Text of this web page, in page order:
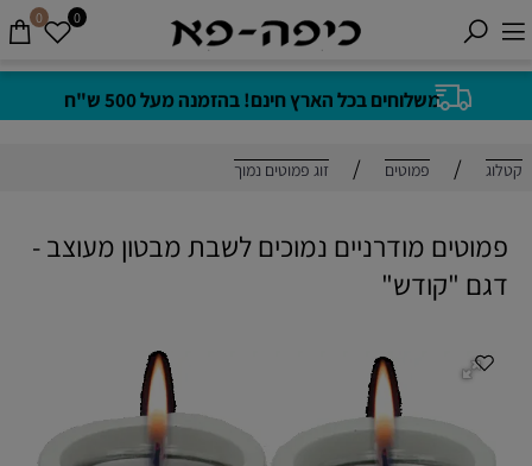
משלוחים בכל הארץ חינם! בהזמנה מעל 500 ש"ח
0 0
קטלוג / פמוטים / זוג פמוטים נמוך
פמוטים מודרניים נמוכים לשבת מבטון מעוצב -
דגם "קודש"